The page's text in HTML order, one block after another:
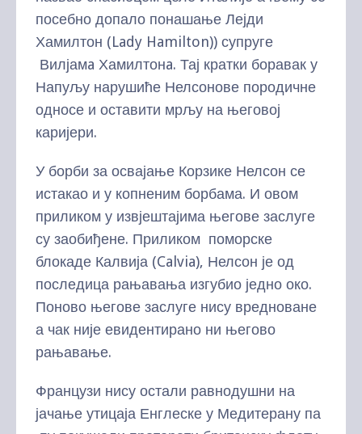
посебно допало понашање Лејди
Хамилтон (Lady Hamilton)) супруге
Вилјамa Хамилтонa. Тај кратки боравак у
Напуљу нарушиће Нелсонове породичне
односе и оставити мрљу на његовој
каријери.
У борби за освајање Корзике Нелсон се
истакао и у копненим борбама. И овом
приликом у извјештајима његове заслуге
су заобиђене. Приликом поморске
блокаде Калвија (Calvia), Нелсон је од
последица рањавања изгубио једно око.
Поново његове заслуге нису вредноване
а чак није евидентирано ни његово
рањавање.
Французи нису остали равнодушни на
јачање утицаја Енглеске у Медитерану па